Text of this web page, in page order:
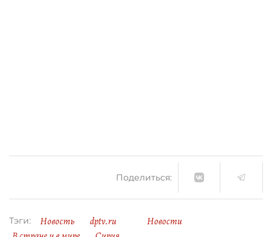
Поделиться:
Тэги: Новость dptv.ru
Новости